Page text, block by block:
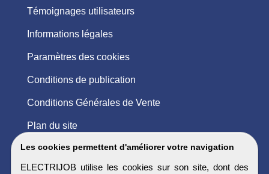
Les cookies permettent d'améliorer votre navigation
ELECTRIJOB utilise les cookies sur son site, dont des
Témoignages utilisateurs
Informations légales
Paramètres des cookies
Conditions de publication
Conditions Générales de Vente
Plan du site